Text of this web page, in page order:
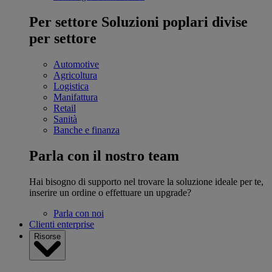
Per settore Soluzioni poplari divise
per settore
Automotive
Agricoltura
Logistica
Manifattura
Retail
Sanità
Banche e finanza
Parla con il nostro team
Hai bisogno di supporto nel trovare la soluzione ideale per te,
inserire un ordine o effettuare un upgrade?
Parla con noi
Clienti enterprise
Risorse